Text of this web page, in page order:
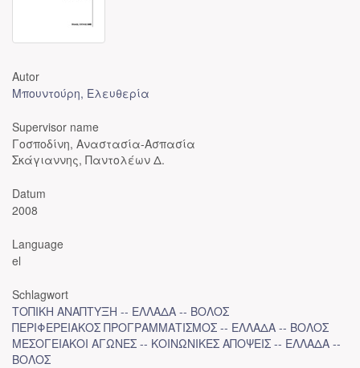
Autor
Μπουντούρη, Ελευθερία
Supervisor name
Γοσποδίνη, Αναστασία-Ασπασία
Σκάγιαννης, Παντολέων Δ.
Datum
2008
Language
el
Schlagwort
ΤΟΠΙΚΗ ΑΝΑΠΤΥΞΗ -- ΕΛΛΑΔΑ -- ΒΟΛΟΣ
ΠΕΡΙΦΕΡΕΙΑΚΟΣ ΠΡΟΓΡΑΜΜΑΤΙΣΜΟΣ -- ΕΛΛΑΔΑ -- ΒΟΛΟΣ
ΜΕΣΟΓΕΙΑΚΟΙ ΑΓΩΝΕΣ -- ΚΟΙΝΩΝΙΚΕΣ ΑΠΟΨΕΙΣ -- ΕΛΛΑΔΑ --
ΒΟΛΟΣ